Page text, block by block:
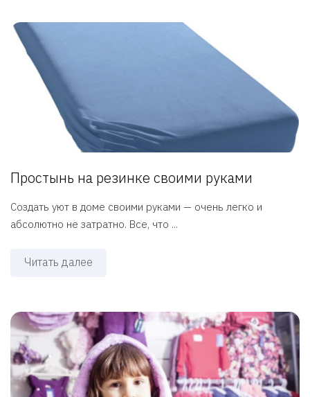
Простынь на резинке своими руками
Создать уют в доме своими руками — очень легко и
абсолютно не затратно. Все, что ...
Читать далее